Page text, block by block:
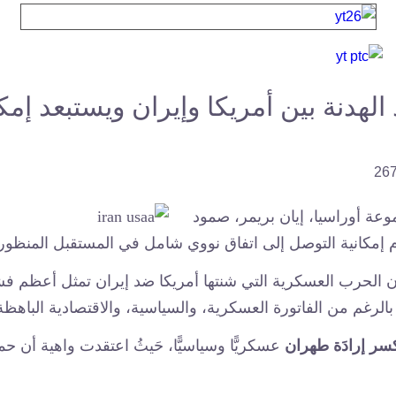
بين أمريكا وإيران ويستبعد
أوراسيا، إيان بريمر، صمود
إمكانية التوصل إلى اتفاق نووي شامل في المستقبل
العسكرية التي شنتها أمريكا ضد إيران تمثل أعظم
من الفاتورة العسكرية، والسياسية، والاقتصادية
إرادَة طهران عسكريًّا وسياسيًّا، حَيثُ اعتقدت واهية أن